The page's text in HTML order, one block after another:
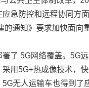
急防控和远程协同方
的通知》要求加快面向
了 5G网络覆盖。5G
用5G+热成像技术，
无人运输车也得到了